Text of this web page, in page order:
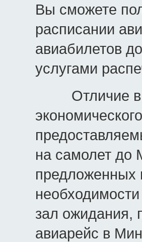
Вы сможете
расписании
авиабилетов
услугами
Отличие в
на самолет до
предложенных
зал ожидания,
авиарейс в